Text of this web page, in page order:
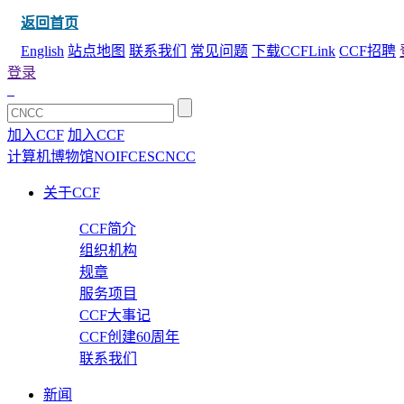
返回首页
English 站点地图 联系我们 常见问题 下载CCFLink CCF招聘
登录
加入CCF 加入CCF
计算机博物馆NOIFCESCNCC
关于CCF
CCF简介
组织机构
规章
服务项目
CCF大事记
CCF创建60周年
联系我们
新闻